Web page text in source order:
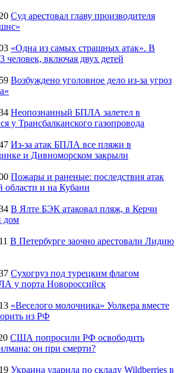
Суд арестовал главу производителя
«Одна из самых страшных атак». В
человек, включая двух детей
Возбуждено уголовное дело из-за угроз
Неопознанный БПЛА залетел в
у Трансбалканского газопровода
Из-за атак БПЛА все пляжи в
и Дивноморском закрыли
Пожары и раненые: последствия атак
и на Кубани
В Ялте БЭК атаковал пляж, в Керчи
дом
В Петербурге заочно арестовали Лидию
Сухогруз под турецким флагом
у порта Новороссийск
«Веселого молочника» Уолкера вместе
из РФ
США попросили РФ освободить
он при смерти?
Украина ударила по складу Wildberries в